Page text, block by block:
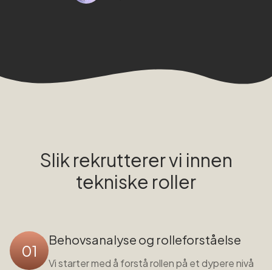
Slik rekrutterer vi innen
tekniske roller
01
Behovsanalyse og rolleforståelse
Vi starter med å forstå rollen på et dypere nivå